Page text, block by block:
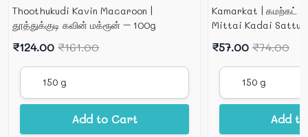
Thoothukudi Kavin Macaroon |
தூத்துக்குடி கவின் மக்ரூன் – 100g
₹124.00 ₹161.00
Add to Cart
Kamarkat | கமற்கட்
Mittai Kadai Sattur
₹57.00 ₹74.00
Add